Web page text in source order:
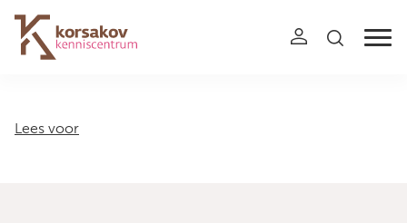
Navigation
Lees voor